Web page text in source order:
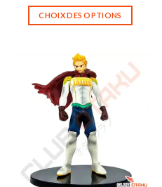
CHOIX DES OPTIONS
a
plusieurs
variations.
Les
options
peuvent
être
choisies
sur